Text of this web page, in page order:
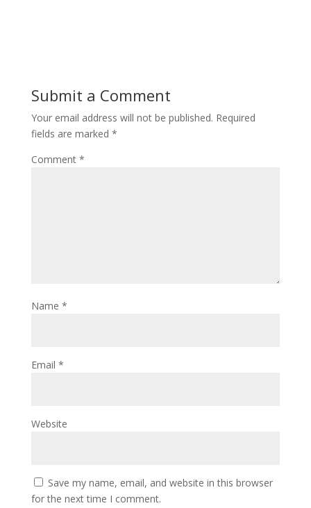
Submit a Comment
Your email address will not be published. Required
fields are marked *
Comment *
Name *
Email *
Website
Save my name, email, and website in this browser
for the next time I comment.